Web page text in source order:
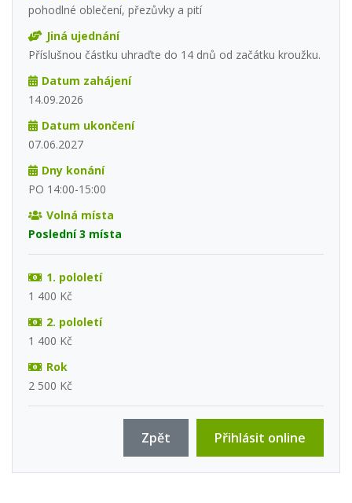
pohodlné oblečení, přezůvky a pití
Jiná ujednání
Příslušnou částku uhraďte do 14 dnů od začátku kroužku.
Datum zahájení
14.09.2026
Datum ukončení
07.06.2027
Dny konání
PO 14:00-15:00
Volná místa
Poslední 3 místa
1. pololetí
1 400 Kč
2. pololetí
1 400 Kč
Rok
2 500 Kč
Přihlásit online
Zpět